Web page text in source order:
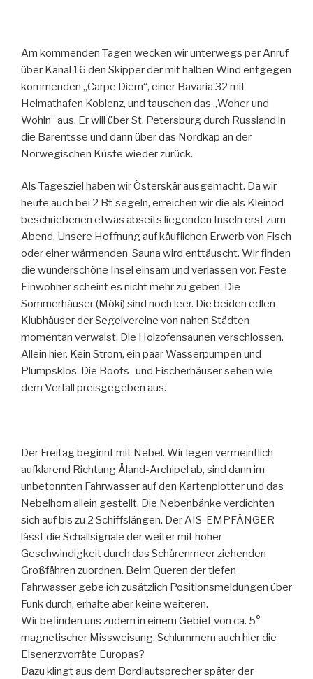
Am kommenden Tagen wecken wir unterwegs per Anruf
über Kanal 16 den Skipper der mit halben Wind entgegen
kommenden „Carpe Diem“, einer Bavaria 32 mit
Heimathafen Koblenz, und tauschen das „Woher und
Wohin“ aus. Er will über St. Petersburg durch Russland in
die Barentsse und dann über das Nordkap an der
Norwegischen Küste wieder zurück.
Als Tagesziel haben wir Österskär ausgemacht. Da wir
heute auch bei 2 Bf. segeln, erreichen wir die als Kleinod
beschriebenen etwas abseits liegenden Inseln erst zum
Abend. Unsere Hoffnung auf käuflichen Erwerb von Fisch
oder einer wärmenden Sauna wird enttäuscht. Wir finden
die wunderschöne Insel einsam und verlassen vor. Feste
Einwohner scheint es nicht mehr zu geben. Die
Sommerhäuser (Möki) sind noch leer. Die beiden edlen
Klubhäuser der Segelvereine von nahen Städten
momentan verwaist. Die Holzofensaunen verschlossen.
Allein hier. Kein Strom, ein paar Wasserpumpen und
Plumpsklos. Die Boots- und Fischerhäuser sehen wie
dem Verfall preisgegeben aus.
Der Freitag beginnt mit Nebel. Wir legen vermeintlich
aufklarend Richtung Åland-Archipel ab, sind dann im
unbetonnten Fahrwasser auf den Kartenplotter und das
Nebelhorn allein gestellt. Die Nebenbänke verdichten
sich auf bis zu 2 Schiffslängen. Der AIS-EMPFÄNGER
lässt die Schallsignale der weiter mit hoher
Geschwindigkeit durch das Schärenmeer ziehenden
Großfähren zuordnen. Beim Queren der tiefen
Fahrwasser gebe ich zusätzlich Positionsmeldungen über
Funk durch, erhalte aber keine weiteren.
Wir befinden uns zudem in einem Gebiet von ca. 5°
magnetischer Missweisung. Schlummern auch hier die
Eisenerzvorräte Europas?
Dazu klingt aus dem Bordlautsprecher später der